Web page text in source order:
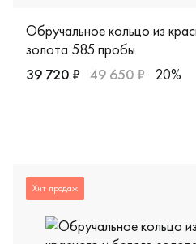
Обручальное кольцо из
золота 585 пробы
Женские, мужские,
39 720 ₽ 49 650 ₽ 20%
Хит продаж